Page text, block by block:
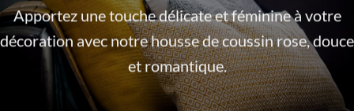
Apportez une touche délicate et féminine à votre
décoration avec notre housse de coussin rose, douce
et romantique.